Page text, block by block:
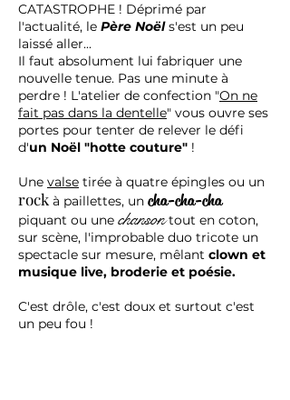
CATASTROPHE ! Déprimé par
l'actualité, le Père Noëls'est un peu
laissé aller...
Il faut absolument lui fabriquer une
nouvelle tenue. Pas une minute à
perdre ! L'atelier de confection "On ne
fait pas dans la dentelle" vous ouvre ses
portes pour tenter de relever le défi
d'un Noël "hotte couture" !
Une valse tirée à quatre épingles ou un
rock à paillettes, un cha-cha-cha
piquant ou une chansontout en coton,
sur scène, l'improbable duo tricote un
spectacle sur mesure, mêlant clown et
musique live, broderie et poésie.
C'est drôle, c'est doux et surtout c'est
un peu fou !